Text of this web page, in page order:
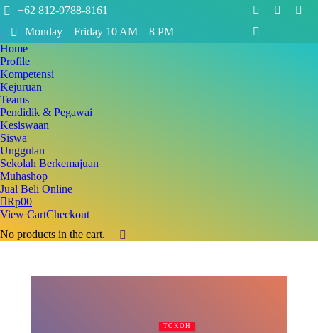
+62 812-9788-8161
Monday – Friday 10 AM – 8 PM
Facebook
page
X
YouTube
Home
Profile
Kompetensi
Kejuruan
Teams
Pendidik & Pegawai
Kesiswaan
Siswa
Unggulan
Sekolah Berkemajuan
Muhashop
Jual Beli Online
Rp00
View CartCheckout
No products in the cart.
Search:
TOKOH